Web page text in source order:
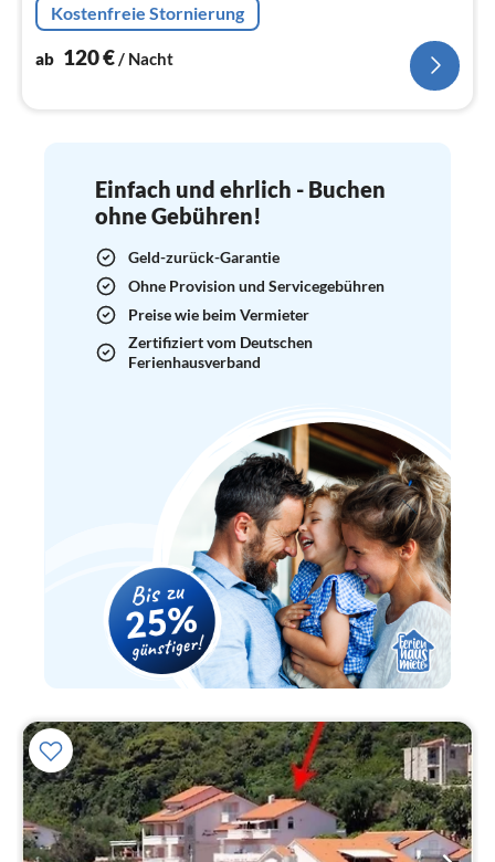
Kostenfreie Stornierung
ab 120€/ Nacht
Einfach und ehrlich - Buchen
ohne Gebühren!
Geld-zurück-Garantie
Ohne Provision und Servicegebühren
Preise wie beim Vermieter
Zertifiziert vom Deutschen
Ferienhausverband